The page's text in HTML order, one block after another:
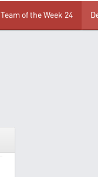
Team of the Week 24